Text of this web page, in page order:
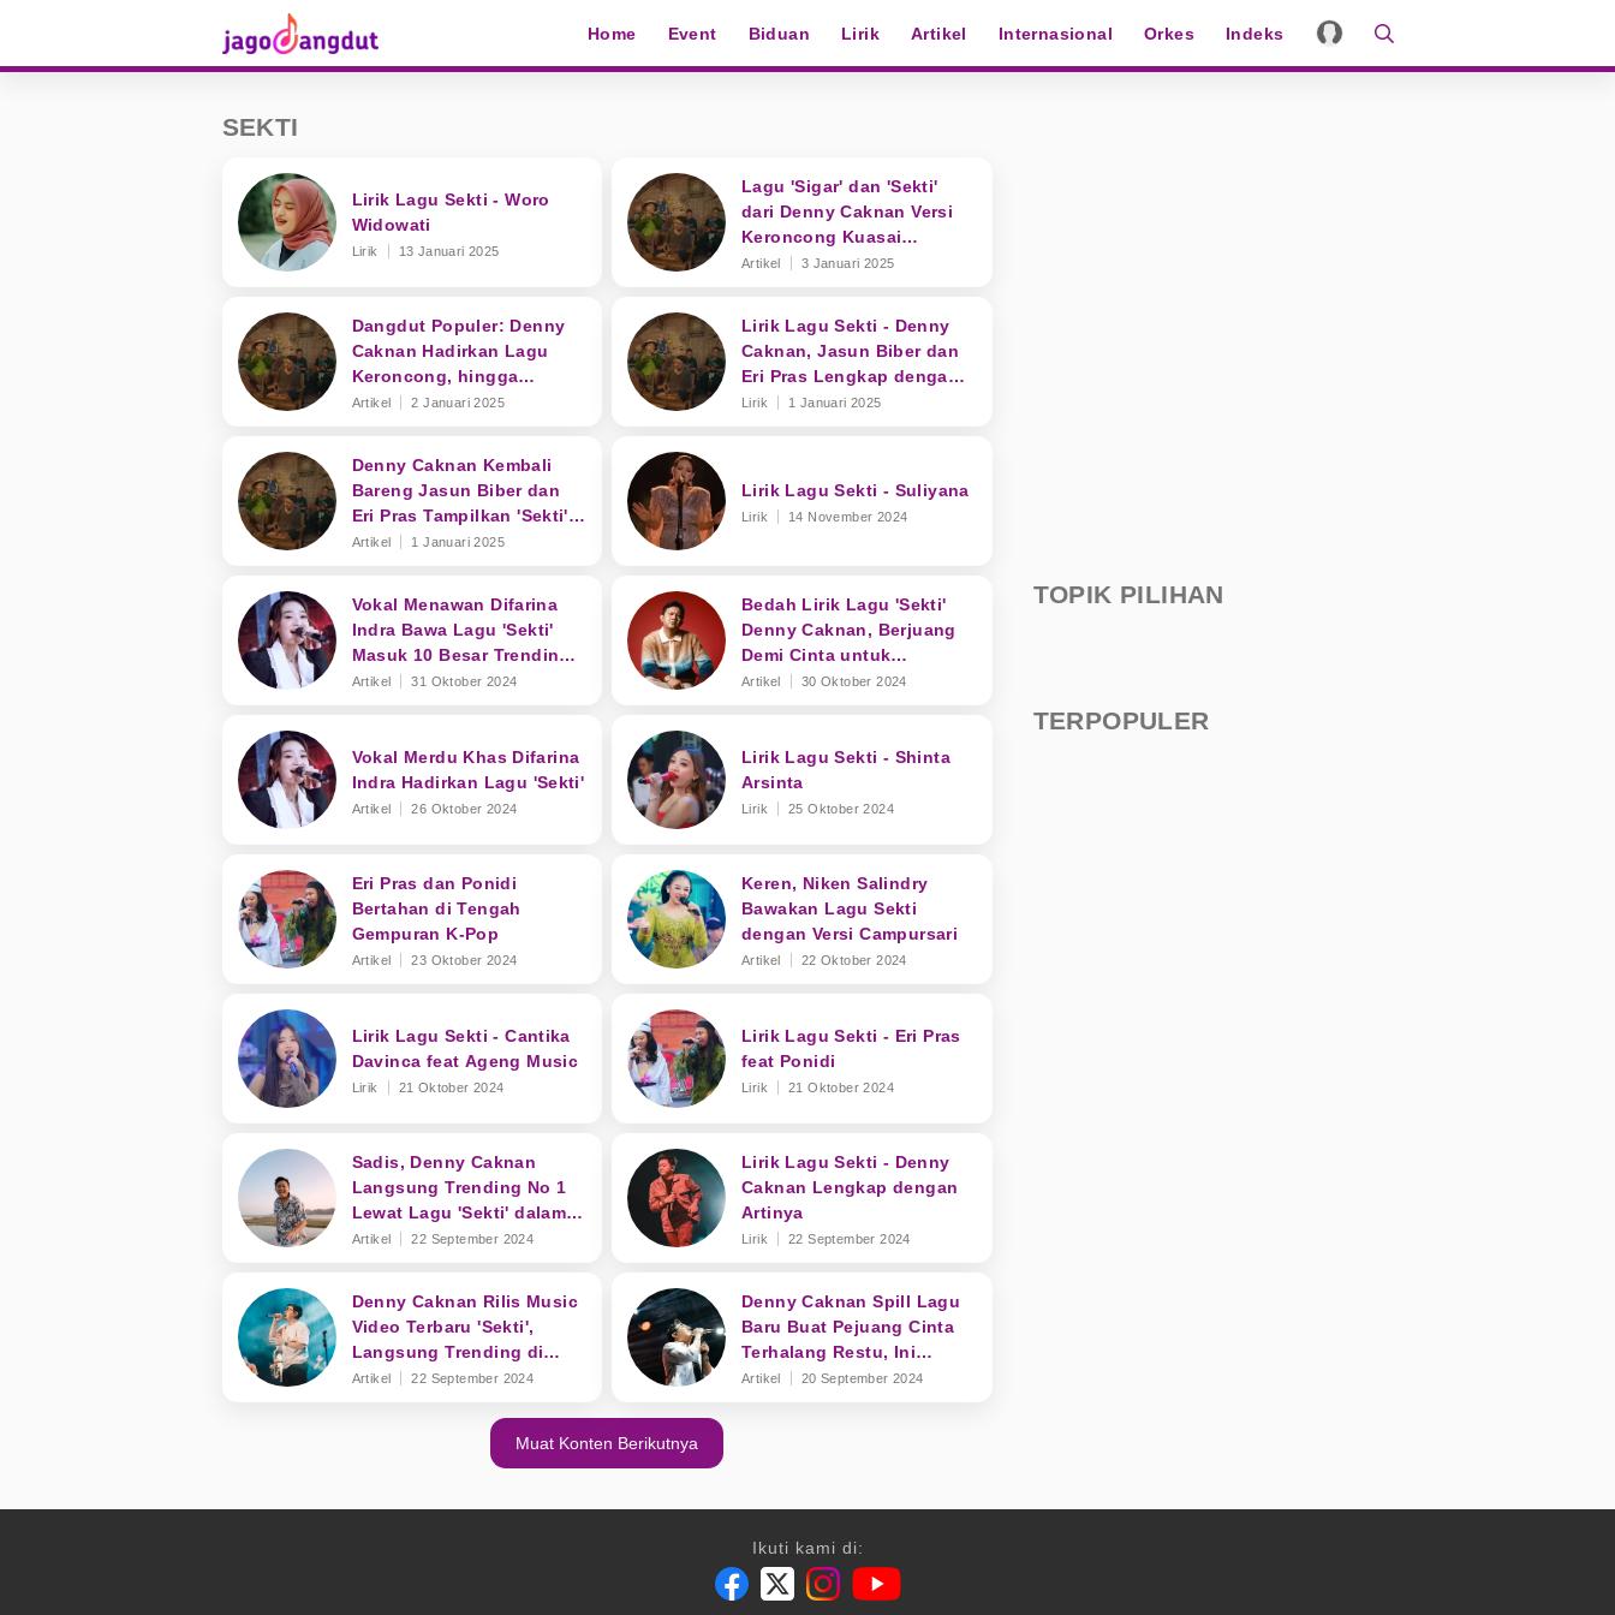
Home Event Biduan Lirik Artikel Internasional Orkes Indeks
SEKTI
Lirik Lagu Sekti - Woro
Widowati
Lirik 13 Januari 2025
Lagu 'Sigar' dan 'Sekti'
dari Denny Caknan Versi
Keroncong Kuasai
Trending YouTube
Artikel 3 Januari 2025
Dangdut Populer: Denny
Caknan Hadirkan Lagu
Keroncong, hingga
Penampilan NDX AKA di
Artikel 2 Januari 2025
Lirik Lagu Sekti - Denny
Caknan, Jasun Biber dan
Eri Pras Lengkap dengan
Terjemahan
Lirik 1 Januari 2025
Denny Caknan Kembali
Bareng Jasun Biber dan
Eri Pras Tampilkan 'Sekti'
Versi Keroncong
Artikel 1 Januari 2025
Lirik Lagu Sekti - Suliyana
Lirik 14 November 2024
Vokal Menawan Difarina
Indra Bawa Lagu 'Sekti'
Masuk 10 Besar Trending
YouTube
Artikel 31 Oktober 2024
Bedah Lirik Lagu 'Sekti'
Denny Caknan, Berjuang
Demi Cinta untuk
Dapatkan Restu Orang Tua
Artikel 30 Oktober 2024
Vokal Merdu Khas Difarina
Indra Hadirkan Lagu 'Sekti'
Artikel 26 Oktober 2024
Lirik Lagu Sekti - Shinta
Arsinta
Lirik 25 Oktober 2024
Eri Pras dan Ponidi
Bertahan di Tengah
Gempuran K-Pop
Artikel 23 Oktober 2024
Keren, Niken Salindry
Bawakan Lagu Sekti
dengan Versi Campursari
Artikel 22 Oktober 2024
Lirik Lagu Sekti - Cantika
Davinca feat Ageng Music
Lirik 21 Oktober 2024
Lirik Lagu Sekti - Eri Pras
feat Ponidi
Lirik 21 Oktober 2024
Sadis, Denny Caknan
Langsung Trending No 1
Lewat Lagu 'Sekti' dalam
Waktu Kurang dari 24 Jam
Artikel 22 September 2024
Lirik Lagu Sekti - Denny
Caknan Lengkap dengan
Artinya
Lirik 22 September 2024
Denny Caknan Rilis Music
Video Terbaru 'Sekti',
Langsung Trending di
YouTube
Artikel 22 September 2024
Denny Caknan Spill Lagu
Baru Buat Pejuang Cinta
Terhalang Restu, Ini
Judulnya!
Artikel 20 September 2024
Muat Konten Berikutnya
TOPIK PILIHAN
TERPOPULER
Ikuti kami di: